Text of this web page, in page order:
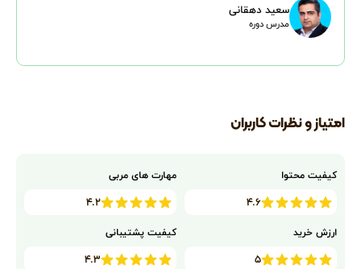
سعید دهقانی
مدرس دوره
امتیاز و نظرات کاربران
کیفیت محتوا
۴.۶
مهارت های مربی
۴.۲
ارزش خرید
۵
کیفیت پشتیبانی
۴.۳